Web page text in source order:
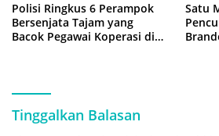
Polisi Ringkus 6 Perampok
Bersenjata Tajam yang
Bacok Pegawai Koperasi di
Satu
Tinggalkan Balasan